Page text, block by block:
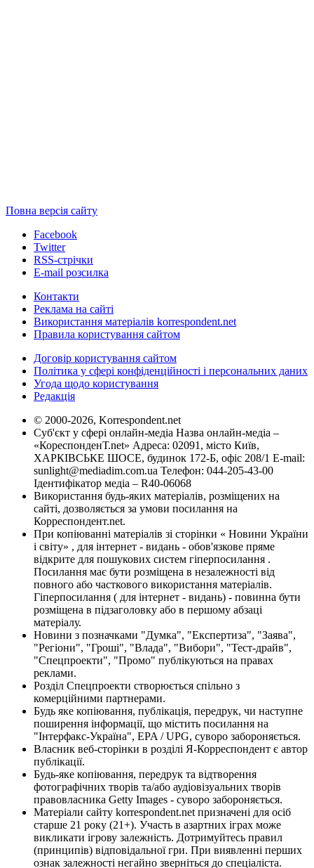
Повна версія сайту
Facebook
Twitter
RSS-стрічки
E-mail розсилка
Контакти
Реклама на сайті
Використання матеріалів korrespondent.net
Правила користування сайтом
Договір користування сайтом
Політика у сфері конфіденційності і персональних даних
Угода щодо користування
Редакція
© 2000-2026, Korrespondent.net
Суб'єкт у сфері онлайн-медіа Назва онлайн-медіа –
«КореспонденТ.net» Адреса: 02091, місто Київ,
ХАРКІВСЬКЕ ШОСЕ, будинок 172-Б, офіс 208/1 E-mail:
sunlight@mediadim.com.ua Телефон: 044-205-43-00
Ідентифікатор медіа – R40-06068
Використання будь-яких матеріалів, розміщених на
сайті, дозволяється за умови посилання на
Корреспондент.net.
При копіюванні матеріалів зі сторінки « Новини України
і світу» , для інтернет - видань - обов'язкове пряме
відкрите для пошукових систем гіперпосилання .
Посилання має бути розміщена в незалежності від
повного або часткового використання матеріалів.
Гіперпосилання ( для інтернет - видань) - повинна бути
розміщена в підзаголовку або в першому абзаці
матеріалу.
Новини з позначками "Думка", "Експертиза", "Заява",
"Регіони", "Гроші", "Влада", "Вибори", "Тест-драйв",
"Спецпроекти", "Промо" публікуються на правах
реклами.
Розділ Спецпроекти створюється спільно з
комерційними партнерами.
Будь яке копіювання, публікація, передрук, чи наступне
поширення інформації, що містить посилання на
"Інтерфакс-Україна", EPA / UPG, суворо забороняється.
Власник веб-сторінки в розділі Я-Корреспондент є автор
публікації.
Будь-яке копіювання, передрук та відтворення
фотографічних творів та/або аудіовізуальних творів
правовласника Getty Images - суворо забороняється.
Матеріали сайту korrespondent.net призначені для осіб
старше 21 року (21+). Участь в азартних іграх може
викликати ігрову залежність. Дотримуйтесь правил
(принципів) відповідальної гри. При виявленні перших
ознак залежності негайно зверніться до спеціаліста.